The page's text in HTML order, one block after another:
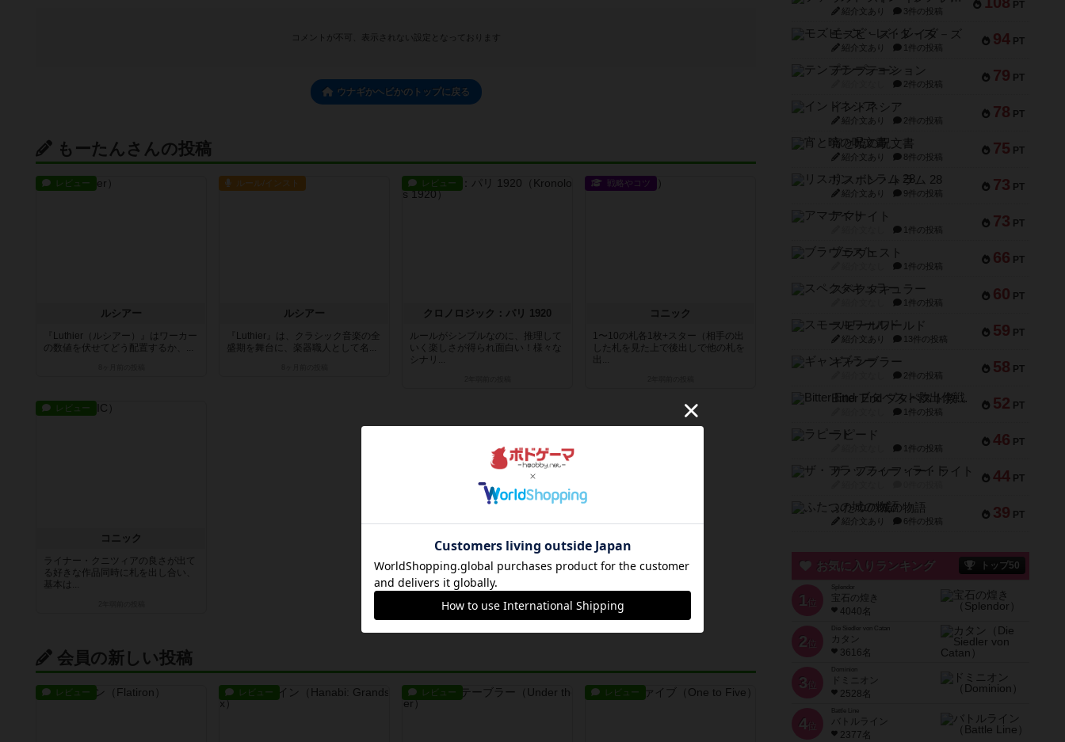
コメントが不可、表示されない設定となっております
ウナギかヘビかのトップに戻る
もーたんさんの投稿
レビュー
ルシアー
『Luthier（ルシアー）』はワーカー
の数値を伏せてどう配置するか、...
ルール/インスト
ルシアー
『Luthier』は、クラシック音楽の全
盛期を舞台に、楽器職人として名...
レビュー
クロノロジック：パリ 1920
ルールがシンプルなのに、推理して
いく楽しさが得られ面白い！様々な
シナリ...
戦略やコツ
コニック
1〜10の札各1枚+スター（相手の出
した札を見た上で後出しで他の札を
出...
レビュー
コニック
ライナー・クニツィアの良さが出て
る好きな作品同時に札を出し合い、
基本は...
会員の新しい投稿
レビュー レビュー レビュー レビュー
PT
紹介文あり 3件の投稿
94 PT
モズビ－ズ・レイダ－ズ
紹介文あり 1件の投稿
79 PT
テンプテーション
2件の投稿
78 PT
インドネシア
紹介文あり 2件の投稿
75 PT
宵と暁の呪文書
紹介文あり 8件の投稿
73 PT
リスボン・トラム 28
紹介文あり 9件の投稿
73 PT
アマナイト
1件の投稿
66 PT
ブラヴェスト
1件の投稿
60 PT
スペクタキュラー
1件の投稿
59 PT
スモールワールド
紹介文あり 13件の投稿
58 PT
ギャンブラー
2件の投稿
52 PT
Bitter End ブタペスト救出作戦
1件の投稿
46 PT
ラピード
1件の投稿
44 PT
ザ・フラッフィー・ライト
39 PT
ふたつの城の物語
紹介文あり 6件の投稿
お気に入りランキング トップ50
1 位
宝石の煌き
4040名
2 位
Die Siedler von Catan
カタン
3616名
3 位
ドミニオン
2528名
4位
Battle Line
バトルライン
2377名